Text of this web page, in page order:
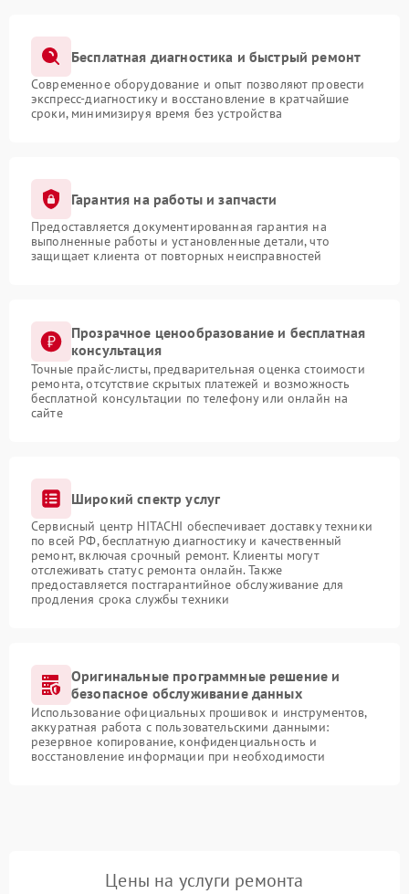
Бесплатная диагностика и быстрый ремонт
Современное оборудование и опыт позволяют провести
экспресс-диагностику и восстановление в кратчайшие
сроки, минимизируя время без устройства
Гарантия на работы и запчасти
Предоставляется документированная гарантия на
выполненные работы и установленные детали, что
защищает клиента от повторных неисправностей
Прозрачное ценообразование и бесплатная
консультация
Точные прайс-листы, предварительная оценка стоимости
ремонта, отсутствие скрытых платежей и возможность
бесплатной консультации по телефону или онлайн на
сайте
Широкий спектр услуг
Сервисный центр HITACHI обеспечивает доставку техники
по всей РФ, бесплатную диагностику и качественный
ремонт, включая срочный ремонт. Клиенты могут
отслеживать статус ремонта онлайн. Также
предоставляется постгарантийное обслуживание для
продления срока службы техники
Оригинальные программные решение и
безопасное обслуживание данных
Использование официальных прошивок и инструментов,
аккуратная работа с пользовательскими данными:
резервное копирование, конфиденциальность и
восстановление информации при необходимости
Цены на услуги ремонта